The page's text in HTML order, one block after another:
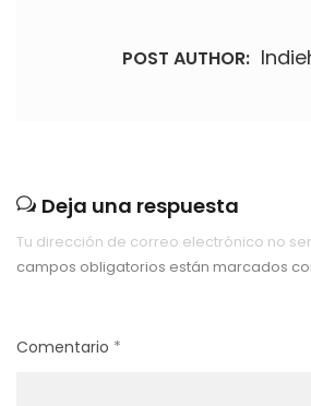
POST AUTHOR:
Deja una respuesta
Tu dirección de correo electrónico no
campos obligatorios están marcados
Comentario *